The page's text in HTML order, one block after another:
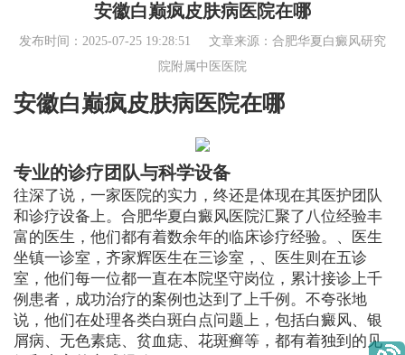
安徽白巅疯皮肤病医院在哪
发布时间：2025-07-25 19:28:51 文章来源： 合肥华夏白癜风研究
院附属中医医院
安徽白巅疯皮肤病医院在哪
专业的诊疗团队与科学设备
往深了说，一家医院的实力，终还是体现在其医护团队
和诊疗设备上。合肥华夏白癜风医院汇聚了八位经验丰
富的医生，他们都有着数余年的临床诊疗经验。、医生
坐镇一诊室，齐家辉医生在三诊室，、医生则在五诊
室，他们每一位都一直在本院坚守岗位，累计接诊上千
例患者，成功治疗的案例也达到了上千例。不夸张地
说，他们在处理各类白斑白点问题上，包括白癜风、银
屑病、无色素痣、贫血痣、花斑癣等，都有着独到的见